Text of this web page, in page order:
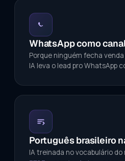
WhatsApp como
Porque ninguém fecha
IA leva o lead pro WhatsApp
Português brasileiro
IA treinada no vocabulário do